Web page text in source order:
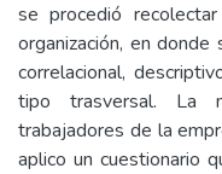
se procedió
organización, en
correlacional,
tipo trasversal. La
trabajadores de la
aplico un cuestionario